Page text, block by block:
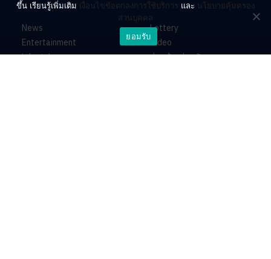
News
Entertainment
Lifestyle
Lottery
Video
ร่วมด้วยช่วยกัน
ขึ้น เรียนรู้เพิ่มเติม เงื่อนไขข้อตกลงการใช้บริการ และ นโยบายคุ้มครอง
ส่วนบุคคล
ยอมรับ